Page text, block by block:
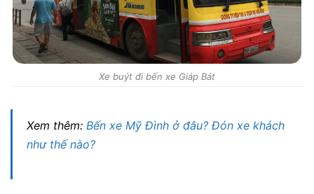
Xe buýt đi bến xe Giáp Bát
Xem thêm: Bến xe Mỹ Đình ở đâu? Đón xe khách
như thế nào?